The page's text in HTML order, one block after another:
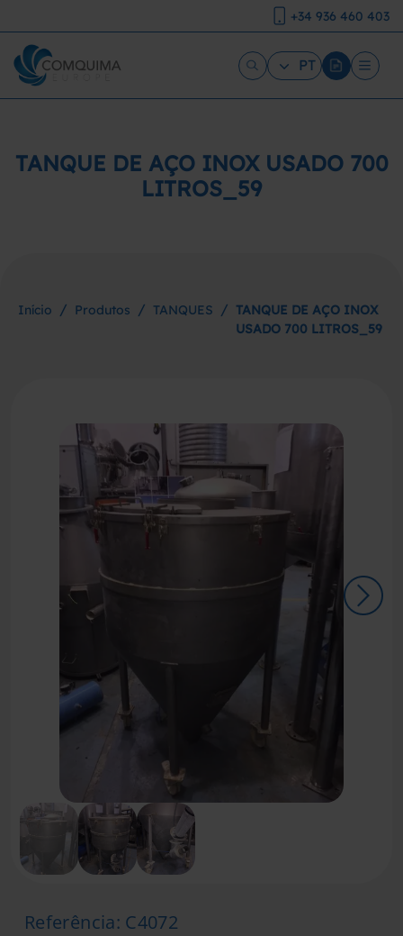
+34 936 460 403
PT
TANQUE DE AÇO INOX USADO 700
LITROS_59
Início / Produtos / TANQUES / TANQUE DE AÇO INOX
USADO 700 LITROS_59
Referência: C4072